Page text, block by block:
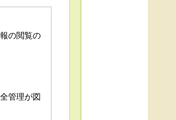
の閲覧の
管理が図